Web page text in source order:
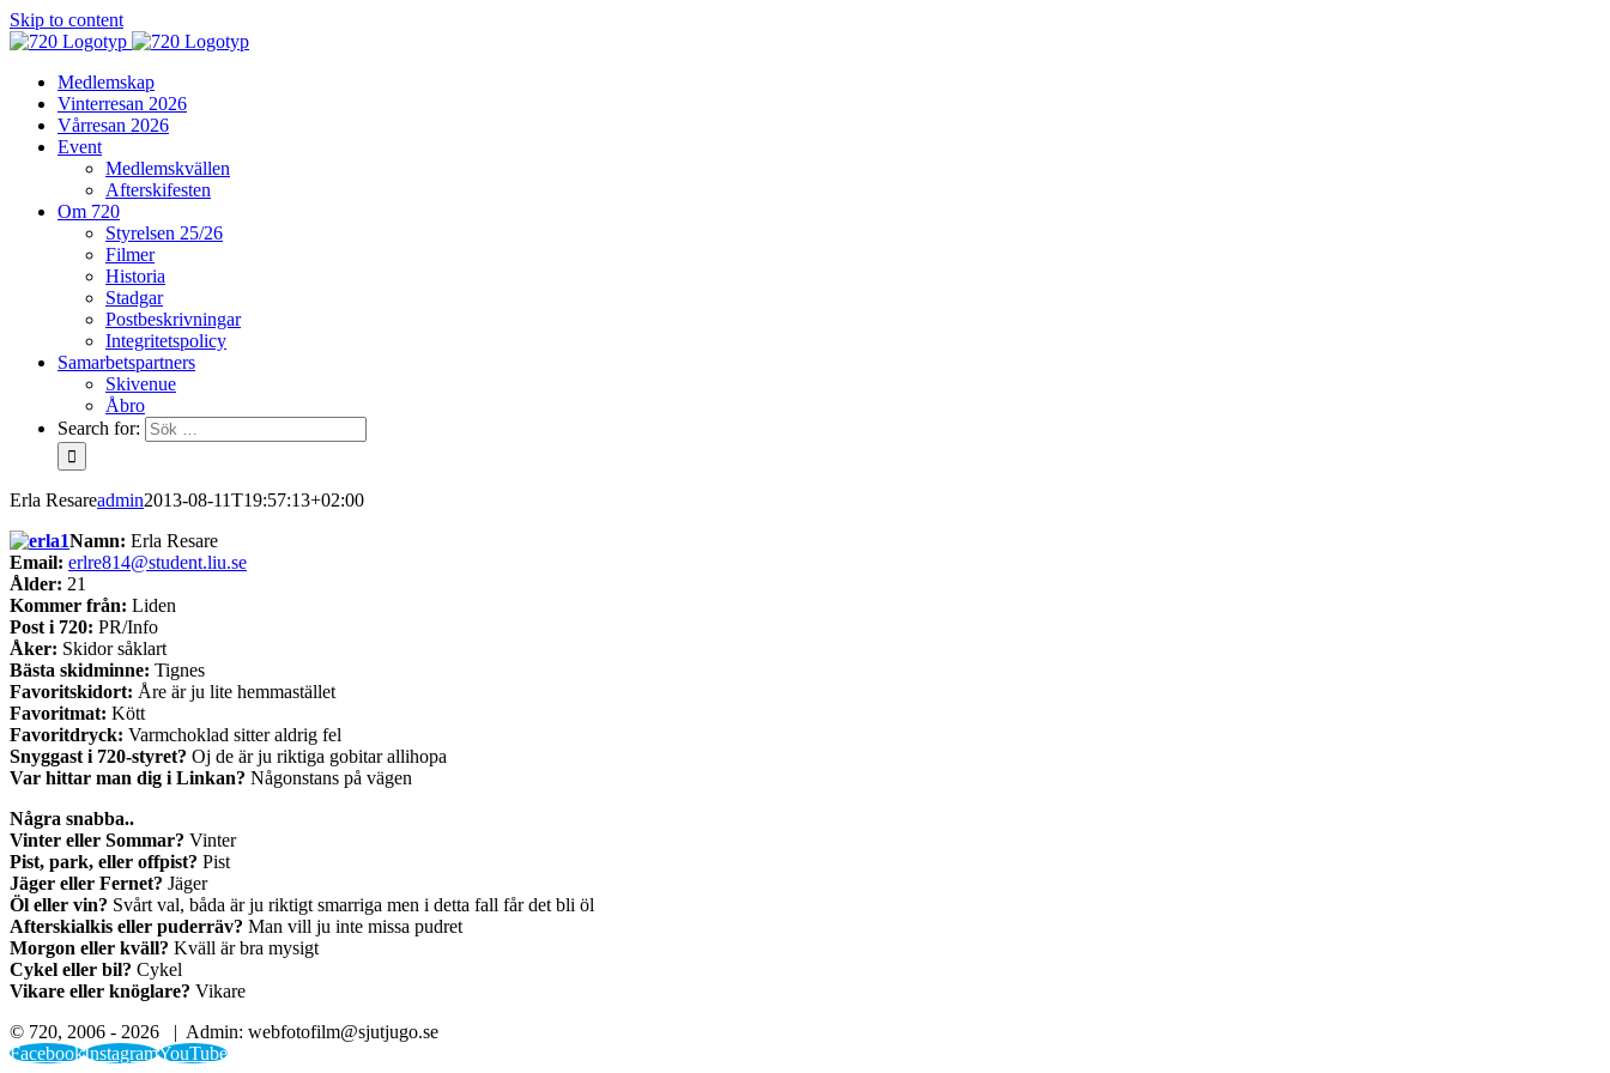
Skip to content
Medlemskap
Vinterresan 2026
Vårresan 2026
Event
Medlemskvällen
Afterskifesten
Om 720
Styrelsen 25/26
Filmer
Historia
Stadgar
Postbeskrivningar
Integritetspolicy
Samarbetspartners
Skivenue
Åbro
Search for:
Erla Resareadmin2013-08-11T19:57:13+02:00
Namn: Erla Resare
Email: erlre814@student.liu.se
Ålder: 21
Kommer från: Liden
Post i 720: PR/Info
Åker: Skidor såklart
Bästa skidminne: Tignes
Favoritskidort: Åre är ju lite hemmastället
Favoritmat: Kött
Favoritdryck: Varmchoklad sitter aldrig fel
Snyggast i 720-styret? Oj de är ju riktiga gobitar allihopa
Var hittar man dig i Linkan? Någonstans på vägen
Några snabba..
Vinter eller Sommar? Vinter
Pist, park, eller offpist? Pist
Jäger eller Fernet? Jäger
Öl eller vin? Svårt val, båda är ju riktigt smarriga men i detta fall får det bli öl
Afterskialkis eller puderräv? Man vill ju inte missa pudret
Morgon eller kväll? Kväll är bra mysigt
Cykel eller bil? Cykel
Vikare eller knöglare? Vikare
© 720, 2006 - 2026 | Admin: webfotofilm@sjutjugo.se
FacebookInstagramYouTube